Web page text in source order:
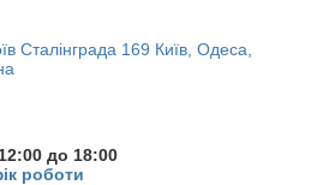
Сталінграда 169 Київ, Одеса,
до 18:00
роботи